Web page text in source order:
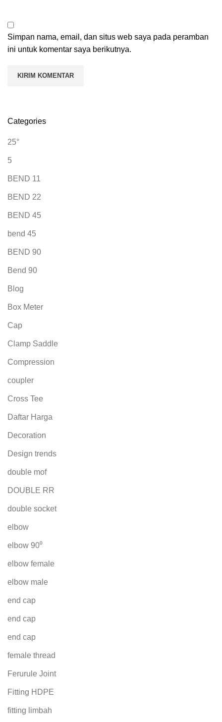
Simpan nama, email, dan situs web saya pada peramban
ini untuk komentar saya berikutnya.
Categories
25°
5
BEND 11
BEND 22
BEND 45
bend 45
BEND 90
Bend 90
Blog
Box Meter
Cap
Clamp Saddle
Compression
coupler
Cross Tee
Daftar Harga
Decoration
Design trends
double mof
DOUBLE RR
double socket
elbow
elbow 90⁰
elbow female
elbow male
end cap
end cap
end cap
female thread
Ferurule Joint
Fitting HDPE
fitting limbah